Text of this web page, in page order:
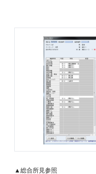
▲総合所見参照